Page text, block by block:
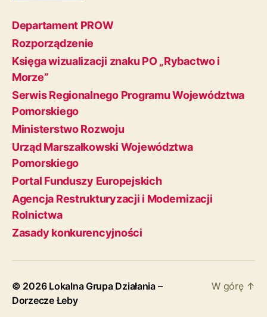
Departament PROW
Rozporządzenie
Księga wizualizacji znaku PO „Rybactwo i
Morze”
Serwis Regionalnego Programu Województwa
Pomorskiego
Ministerstwo Rozwoju
Urząd Marszałkowski Województwa
Pomorskiego
Portal Funduszy Europejskich
Agencja Restrukturyzacji i Modernizacji
Rolnictwa
Zasady konkurencyjności
© 2026 Lokalna Grupa Działania –
Dorzecze Łeby
W górę ↑